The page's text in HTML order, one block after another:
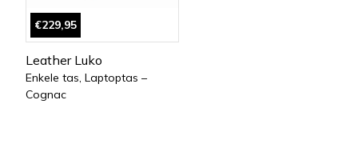
€229,95
Leather Luko
Enkele tas, Laptoptas –
Cognac